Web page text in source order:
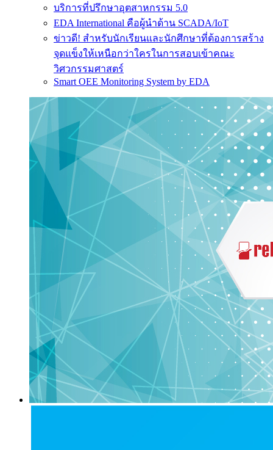
บริการที่ปรึกษาอุตสาหกรรม 5.0
EDA International คือผู้นำด้าน SCADA/IoT
ข่าวดี! สำหรับนักเรียนและนักศึกษาที่ต้องการสร้าง
จุดแข็งให้เหนือกว่าใครในการสอบเข้าคณะ
วิศวกรรมศาสตร์
Smart OEE Monitoring System by EDA